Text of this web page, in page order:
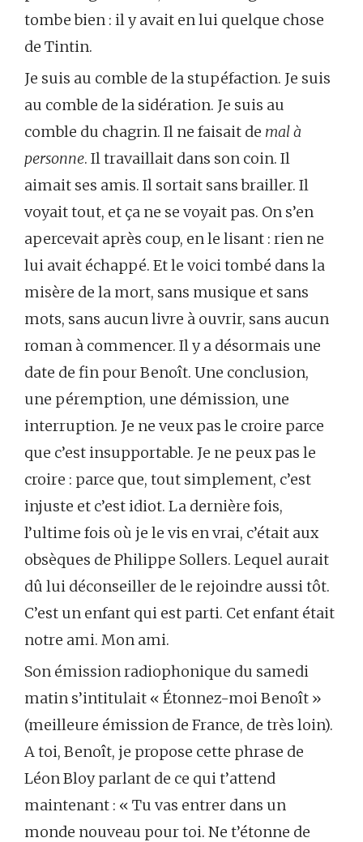
tombe bien : il y avait en lui quelque chose
de Tintin.
Je suis au comble de la stupéfaction. Je suis
au comble de la sidération. Je suis au
comble du chagrin. Il ne faisait de mal à
personne. Il travaillait dans son coin. Il
aimait ses amis. Il sortait sans brailler. Il
voyait tout, et ça ne se voyait pas. On s’en
apercevait après coup, en le lisant : rien ne
lui avait échappé. Et le voici tombé dans la
misère de la mort, sans musique et sans
mots, sans aucun livre à ouvrir, sans aucun
roman à commencer. Il y a désormais une
date de fin pour Benoît. Une conclusion,
une péremption, une démission, une
interruption. Je ne veux pas le croire parce
que c’est insupportable. Je ne peux pas le
croire : parce que, tout simplement, c’est
injuste et c’est idiot. La dernière fois,
l’ultime fois où je le vis en vrai, c’était aux
obsèques de Philippe Sollers. Lequel aurait
dû lui déconseiller de le rejoindre aussi tôt.
C’est un enfant qui est parti. Cet enfant était
notre ami. Mon ami.
Son émission radiophonique du samedi
matin s’intitulait « Étonnez-moi Benoît »
(meilleure émission de France, de très loin).
A toi, Benoît, je propose cette phrase de
Léon Bloy parlant de ce qui t’attend
maintenant : « Tu vas entrer dans un
monde nouveau pour toi. Ne t’étonne de